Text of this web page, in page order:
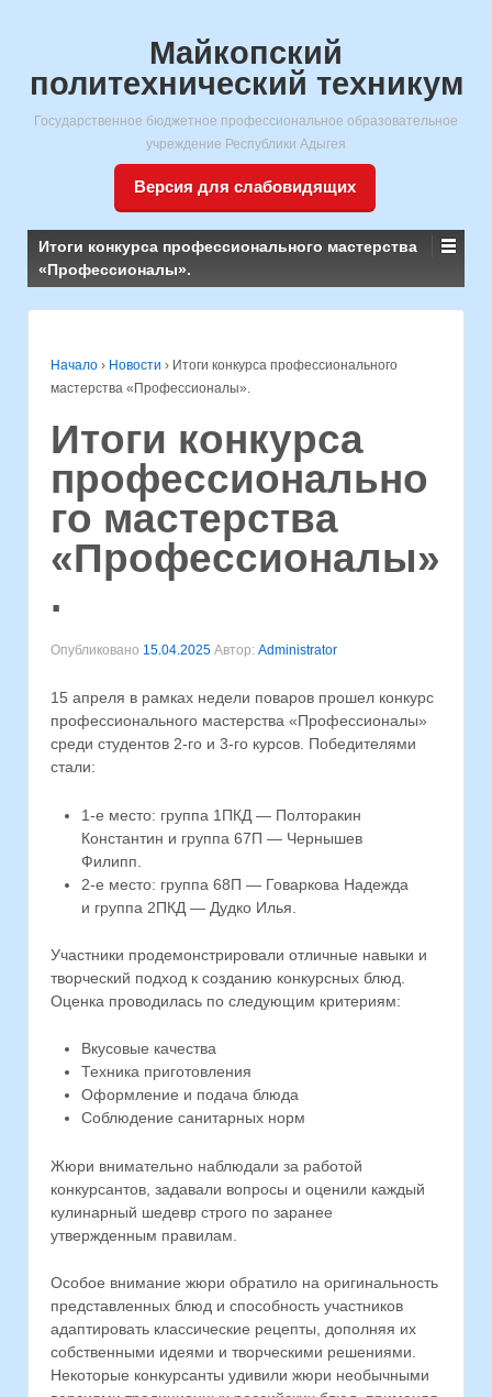
Майкопский
политехнический техникум
Государственное бюджетное профессиональное образовательное
учреждение Республики Адыгея
Версия для слабовидящих
Итоги конкурса профессионального мастерства
«Профессионалы».
Начало › Новости › Итоги конкурса профессионального
мастерства «Профессионалы».
Итоги конкурса
профессионально
го мастерства
«Профессионалы»
.
Опубликовано 15.04.2025 Автор: Administrator
15 апреля в рамках недели поваров прошел конкурс
профессионального мастерства «Профессионалы»
среди студентов 2-го и 3-го курсов. Победителями
стали:
1-е место: группа 1ПКД — Полторакин
Константин и группа 67П — Чернышев
Филипп.
2-е место: группа 68П — Говаркова Надежда
и группа 2ПКД — Дудко Илья.
Участники продемонстрировали отличные навыки и
творческий подход к созданию конкурсных блюд.
Оценка проводилась по следующим критериям:
Вкусовые качества
Техника приготовления
Оформление и подача блюда
Соблюдение санитарных норм
Жюри внимательно наблюдали за работой
конкурсантов, задавали вопросы и оценили каждый
кулинарный шедевр строго по заранее
утвержденным правилам.
Особое внимание жюри обратило на оригинальность
представленных блюд и способность участников
адаптировать классические рецепты, дополняя их
собственными идеями и творческими решениями.
Некоторые конкурсанты удивили жюри необычными